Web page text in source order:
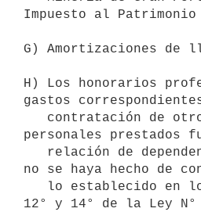
Impuesto al
G) Amortizaciones de
H) Los honorarios
gastos
personales prestados
no se haya hecho de
12° y 14° de la Ley